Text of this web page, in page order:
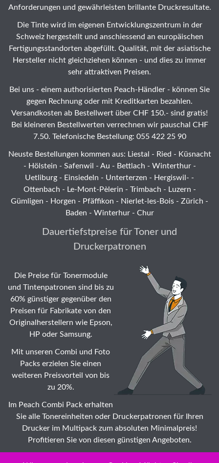
Anforderungen und gewährleisten brillante Druckresultate.
Die Tinte wird im eigenen Entwicklungszentrum in der
Schweiz hergestellt und anschiessend an europäischen
Fertigungsstandorten abgefüllt. Qualität, mit der asiatische
Hersteller nicht gleichziehen können - und dies zu immer
sehr attraktiven Preisen.
Bei uns - einem authorisierten Peach-Händler - können Sie
gegen Rechnung oder mit Kreditkarten bezahlen.
Versandkosten ab Bestellwert über CHF 150.- sind gratis!
Bei kleineren Bestellwerten verrechnen wir pauschal CHF
7.50. Telefonische Bestellung: 055 422 25 90
Neuste Bestellungen kommen aus: Liestal - Ried - Küsnacht
- Hölstein - Safenwil - Au - Bettlach - Winterthur-
Uetliburg - Einsiedeln - Unterterzen - Hergiswil- -
Ottenbach - Le-Mont-Pèlerin - Trimbach - Luzern -
Gümligen - Horgen - Pfäffikon - Nierlet-les-Bois - Zürich -
Baden - Winterhur - Chur
Dauertiefstpreise für Toner und
Druckerpatronen
Die Preise für Tonermodule
und Tintenpatronen sind bis zu
60% günstiger gegenüber den
Preisen für Fabrikate von den
Originalherstellern wie Epson,
HP oder Samsung.
Mit unseren Combi und Foto
Packs erzielen Sie einen
weiteren Preisvorteil von bis
zu 20%.
Im Peach Combi Pack erhalten
Sie alle Tonereinheiten oder Druckerpatronen für Ihren
Drucker im Multipack zum absoluten Minimalpreis!
Profitieren Sie von diesen günstigen Angeboten.